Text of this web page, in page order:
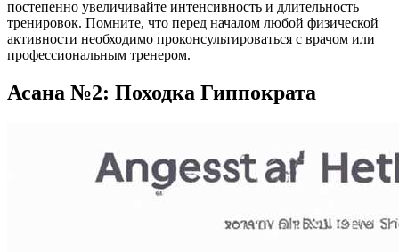
постепенно увеличивайте интенсивность и длительность
тренировок. Помните, что перед началом любой физической
активности необходимо проконсультироваться с врачом или
профессиональным тренером.
Асана №2: Походка Гиппократа